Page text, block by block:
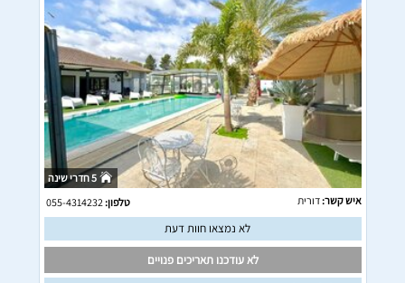
5 חדרי שינה
איש קשר:דורית טלפון:
לא נמצאו חוות דעת
לא עודכנו תאריכים פנויים